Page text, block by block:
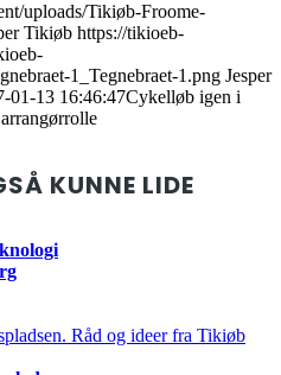
uploads/Tikiøb-Froome-
Tikiøb https://tikioeb-
1_Tegnebraet-1.png Jesper
01-13 16:46:47Cykelløb igen i
KUNNE LIDE